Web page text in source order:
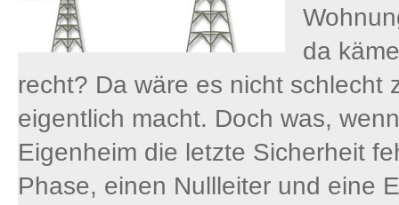
da
recht? Da wäre es nicht schlecht
eigentlich macht. Doch was,
Eigenheim die letzte Sicherheit
Phase, einen Nullleiter und eine